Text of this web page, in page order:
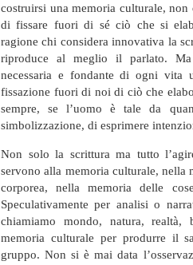
costruirsi una memoria culturale, non
di fissare fuori di sé ciò che si
ragione chi considera innovativa la
riproduce al meglio il parlato.
necessaria e fondante di ogni vita
fissazione fuori di noi di ciò che
sempre, se l’uomo è tale da
simbolizzazione, di esprimere
Non solo la scrittura ma tutto
servono alla memoria culturale, nella
corporea, nella memoria delle
Speculativamente per analisi o
chiamiamo mondo, natura, realtà,
memoria culturale per produrre il
gruppo. Non si è mai data